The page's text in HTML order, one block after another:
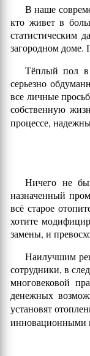
В наше
кто живет в
статистическим
загородном доме.
Тёплый пол в
серьезно
все личные
собственную
процессе,
Ничего не
назначенный
всё старое
хотите
замены, и
Наилучшим
сотрудники, в
многовековой
денежных
установят